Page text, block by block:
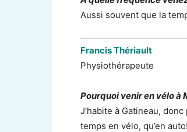
Aussi souvent que la
Francis Thériault
Physiothérapeute
Pourquoi venir en vélo à
J’habite à Gatineau,
temps en vélo, qu’en